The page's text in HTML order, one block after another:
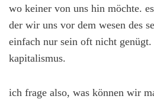
wo keiner von uns hin möchte.
der wir uns vor dem wesen des
einfach nur sein oft nicht
kapitalismus.
ich frage also, was können wir